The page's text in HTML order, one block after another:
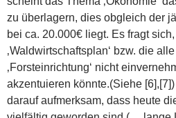
zu überlagern, dies obgleich der
bei ca. 20.000€ liegt. Es fragt
‚Waldwirtschaftsplan‘ bzw. die
‚Forsteinrichtung‘ nicht
akzentuieren könnte.(Siehe
darauf aufmerksam, dass heute